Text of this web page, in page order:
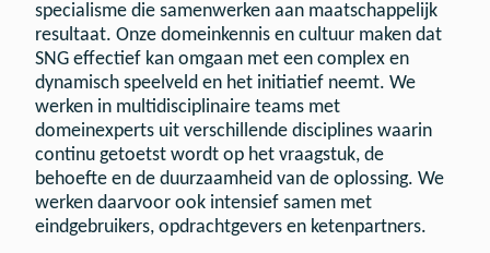
specialisme die samenwerken aan maatschappelijk
resultaat. Onze domeinkennis en cultuur maken dat
SNG effectief kan omgaan met een complex en
dynamisch speelveld en het initiatief neemt. We
werken in multidisciplinaire teams met
domeinexperts uit verschillende disciplines waarin
continu getoetst wordt op het vraagstuk, de
behoefte en de duurzaamheid van de oplossing. We
werken daarvoor ook intensief samen met
eindgebruikers, opdrachtgevers en ketenpartners.